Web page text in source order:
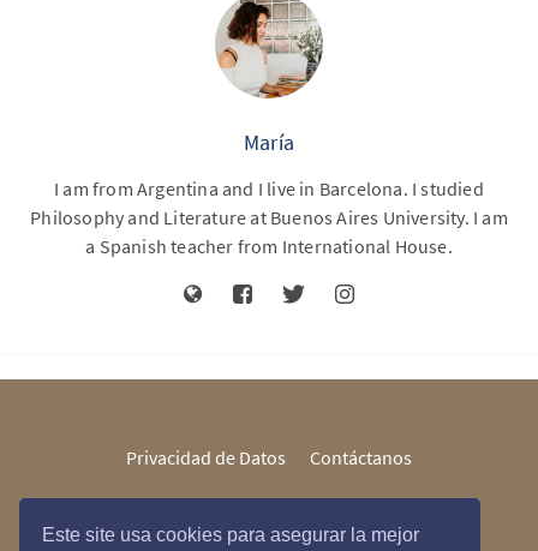
Este site usa cookies para asegurar la mejor
María
I am from Argentina and I live in Barcelona. I studied
Philosophy and Literature at Buenos Aires University. I am
a Spanish teacher from International House.
Privacidad de Datos Contáctanos
María Courses © 2026